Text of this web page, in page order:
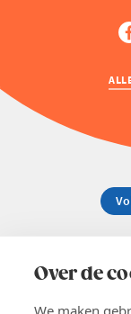
Over de
We maken
02